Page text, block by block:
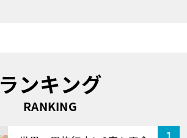
ランキング
RANKING